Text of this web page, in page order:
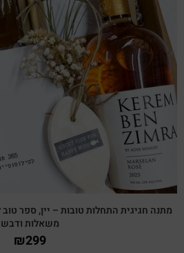
מתנה חגיגית התחלות טובות – יין, ספר
משאלות ודבש
₪299